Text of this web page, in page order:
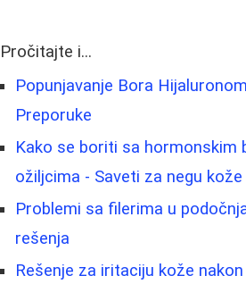
Pročitajte i...
Popunjavanje Bora
Preporuke
Kako se boriti sa hormonskim
ožiljcima - Saveti za negu kože
Problemi sa filerima u
rešenja
Rešenje za iritaciju kože